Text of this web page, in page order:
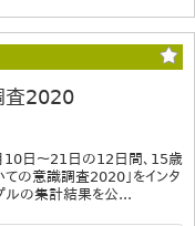
査2020
10日～21日の12日間、15歳
の意識調査2020」をインタ
ルの集計結果を公...